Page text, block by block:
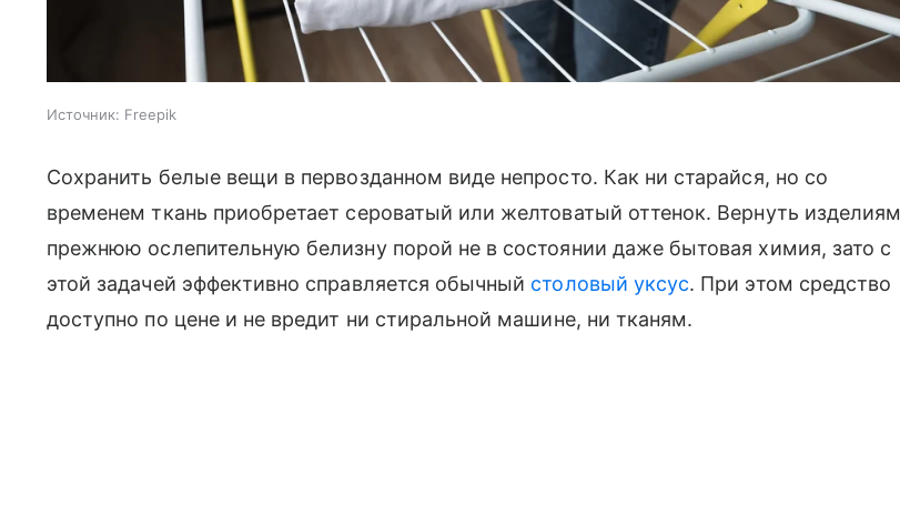
Источник: Freepik
Сохранить белые вещи в первозданном виде непросто. Как ни старайся, но со
временем ткань приобретает сероватый или желтоватый оттенок. Вернуть изделиям
прежнюю ослепительную белизну порой не в состоянии даже бытовая химия, зато с
этой задачей эффективно справляется обычный столовый уксус. При этом средство
доступно по цене и не вредит ни стиральной машине, ни тканям.